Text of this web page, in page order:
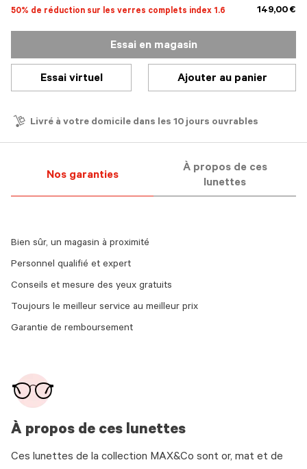
50% de réduction sur les verres complets index 1.6 149,00 €
Essai en magasin
Essai virtuel Ajouter au panier
Livré à votre domicile dans les 10 jours ouvrables
Nos garanties
À propos de ces
lunettes
À propos de ces lunettes
Ces lunettes de la collection MAX&Co sont or, mat et de
Bien sûr, un magasin à proximité
Personnel qualifié et expert
Conseils et mesure des yeux gratuits
Toujours le meilleur service au meilleur prix
Garantie de remboursement